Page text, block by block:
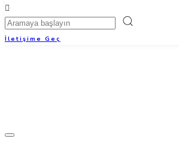
İletişime Geç
Toggle